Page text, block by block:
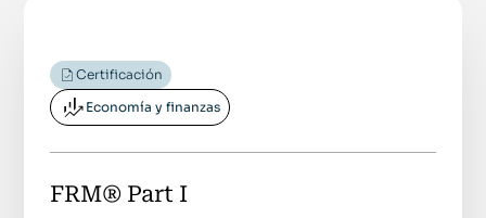
Certificación
Economía y finanzas
FRM® Part I